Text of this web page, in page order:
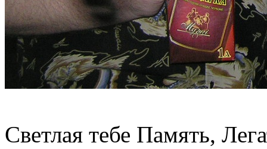
Светлая тебе Память,